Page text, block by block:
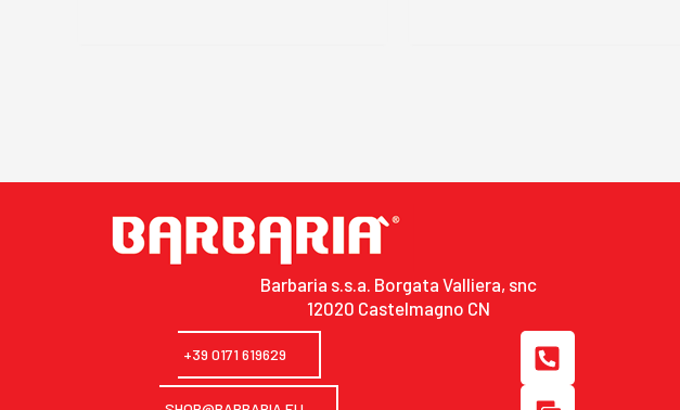
Barbaria s.s.a. Borgata Valliera, snc
12020 Castelmagno CN
+39 0171 619629
P
h
o
M